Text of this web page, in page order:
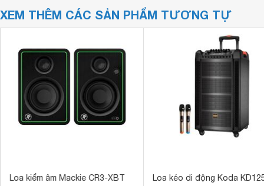
XEM THÊM CÁC SẢN PHẨM TƯƠNG TỰ
Loa kiểm âm Mackie CR3-XBT Loa kéo di động Koda